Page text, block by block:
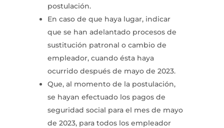
postulación.
En caso de que haya lugar, indicar
que se han adelantado procesos de
sustitución patronal o cambio de
empleador, cuando ésta haya
ocurrido después de mayo de 2023.
Que, al momento de la postulación,
se hayan efectuado los pagos de
seguridad social para el mes de mayo
de 2023, para todos los empleador